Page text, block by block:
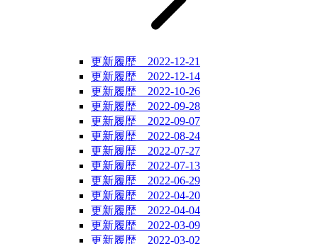
更新履歴 2022-12-21
更新履歴 2022-12-14
更新履歴 2022-10-26
更新履歴 2022-09-28
更新履歴 2022-09-07
更新履歴 2022-08-24
更新履歴 2022-07-27
更新履歴 2022-07-13
更新履歴 2022-06-29
更新履歴 2022-04-20
更新履歴 2022-04-04
更新履歴 2022-03-09
更新履歴 2022-03-02